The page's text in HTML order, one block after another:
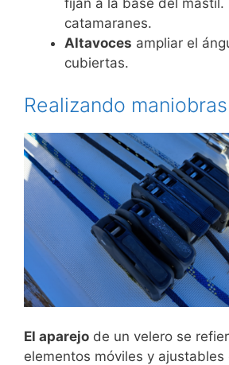
catamaranes.
Altavoces ampliar el
cubiertas.
Realizando maniobras
El aparejo de un velero se
elementos móviles y ajustables